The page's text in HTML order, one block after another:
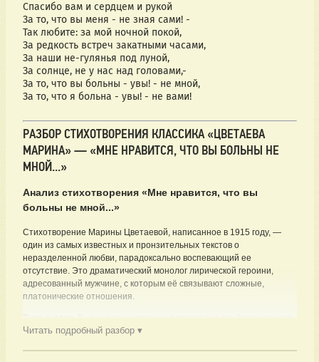
Спасибо вам и сердцем и рукой
За то, что вы меня - не зная сами! -
Так любите: за мой ночной покой,
За редкость встреч закатными часами,
За наши не-гулянья под луной,
За солнце, не у нас над головами,-
За то, что вы больны - увы! - не мной,
За то, что я больна - увы! - не вами!
РАЗБОР СТИХОТВОРЕНИЯ КЛАССИКА «ЦВЕТАЕВА
МАРИНА» — «МНЕ НРАВИТСЯ, ЧТО ВЫ БОЛЬНЫ НЕ
МНОЙ...»
Анализ стихотворения «Мне нравится, что вы
больны не мной...»
Стихотворение Марины Цветаевой, написанное в 1915 году, —
один из самых известных и пронзительных текстов о
неразделенной любви, парадоксально воспевающий ее
отсутствие. Это драматический монолог лирической героини,
адресованный мужчине, с которым её связывают сложные,
платонические отношения.
за отсутствие глубокой, обязывающей связи. Героиня
Читать подробный разбор ▾